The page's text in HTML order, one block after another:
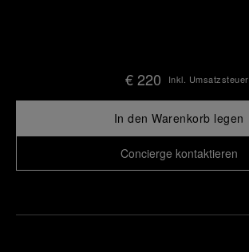
€ 220 Inkl. Umsatzsteuer
In den Warenkorb legen
Concierge kontaktieren